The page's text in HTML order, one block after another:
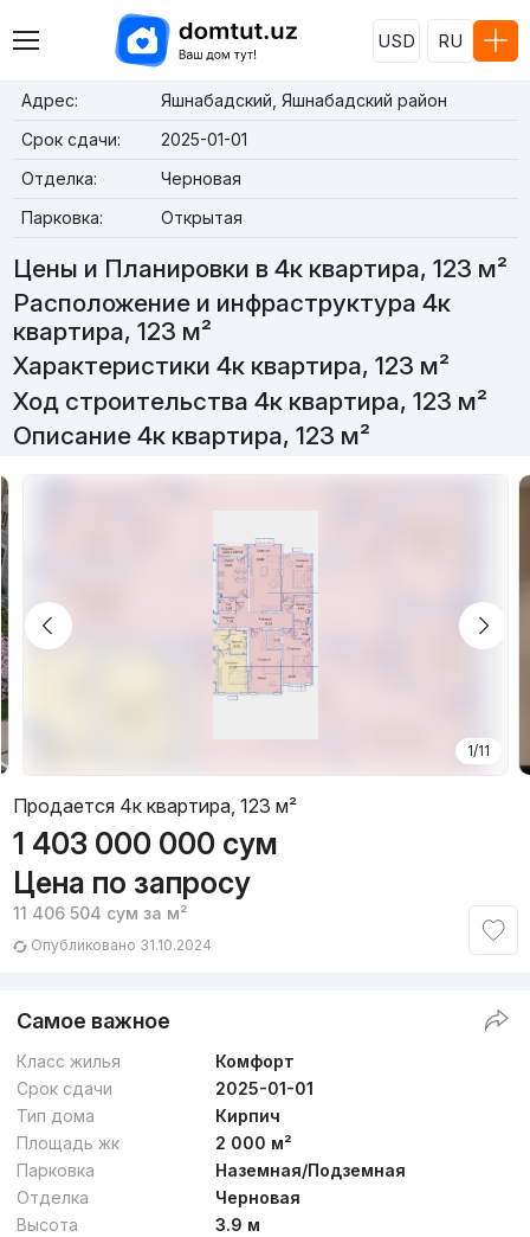
USD RU
Адрес:
Яшнабадский, Яшнабадский район
Срок сдачи:
2025-01-01
Отделка:
Черновая
Парковка:
Открытая
Цены и Планировки в 4к квартира, 123 м²
Расположение и инфраструктура 4к
квартира, 123 м²
Характеристики 4к квартира, 123 м²
Ход строительства 4к квартира, 123 м²
Описание 4к квартира, 123 м²
1/11
Продается 4к квартира, 123 м²
1 403 000 000 сум
Цена по запросу
11 406 504 сум за м²
Опубликовано 31.10.2024
Самое важное
Класс жилья
Комфорт
Срок сдачи
2025-01-01
Тип дома
Кирпич
Площадь жк
2 000 м²
Парковка
Наземная/Подземная
Отделка
Черновая
Высота
3.9 м